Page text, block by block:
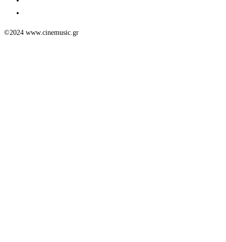
©2024 www.cinemusic.gr